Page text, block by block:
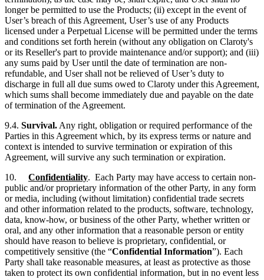
longer be permitted to use the Products; (ii) except in the event of
User’s breach of this Agreement, User’s use of any Products
licensed under a Perpetual License will be permitted under the terms
and conditions set forth herein (without any obligation on Claroty's
or its Reseller's part to provide maintenance and/or support); and (iii)
any sums paid by User until the date of termination are non-
refundable, and User shall not be relieved of User’s duty to
discharge in full all due sums owed to Claroty under this Agreement,
which sums shall become immediately due and payable on the date
of termination of the Agreement.
9.4. Survival. Any right, obligation or required performance of the
Parties in this Agreement which, by its express terms or nature and
context is intended to survive termination or expiration of this
Agreement, will survive any such termination or expiration.
10. Confidentiality. Each Party may have access to certain non-
public and/or proprietary information of the other Party, in any form
or media, including (without limitation) confidential trade secrets
and other information related to the products, software, technology,
data, know-how, or business of the other Party, whether written or
oral, and any other information that a reasonable person or entity
should have reason to believe is proprietary, confidential, or
competitively sensitive (the “Confidential Information”). Each
Party shall take reasonable measures, at least as protective as those
taken to protect its own confidential information, but in no event less